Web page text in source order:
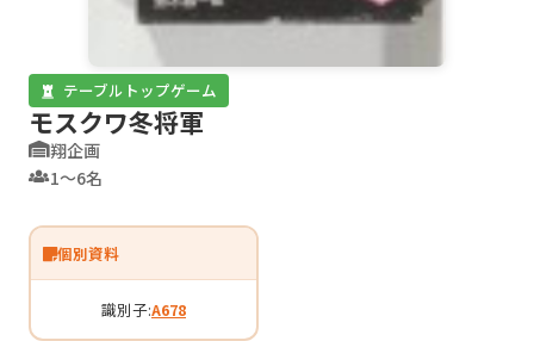
テーブルトップゲーム
モスクワ冬将軍
翔企画
1〜6名
個別資料
識別子:A678